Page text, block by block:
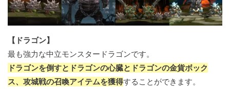
【ドラゴン】
最も強力な中立モンスタードラゴンです。
ドラゴンを倒すとドラゴンの心臓とドラゴンの金貨ボック
ス、攻城戦の召喚アイテムを獲得することができます。